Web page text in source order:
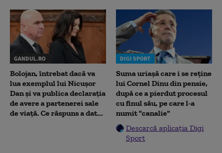
GANDUL.RO
Bolojan, întrebat dacă va
lua exemplul lui Nicușor
Dan și va publica declarația
de avere a partenerei sale
de viață. Ce răspuns a dat...
DIGI SPORT
Suma uriașă care i se reține
lui Cornel Dinu din pensie,
după ce a pierdut procesul
cu finul său, pe care l-a
numit "canalie"
Descarcă aplicația Digi
Sport